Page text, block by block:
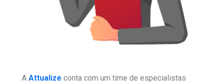
A Attualize conta com um time de especialistas